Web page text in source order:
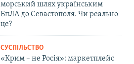
морський шлях українським
БпЛА до Севастополя. Чи реально
це?
СУСПІЛЬСТВО
«Крим – не Росія»: маркетплейс